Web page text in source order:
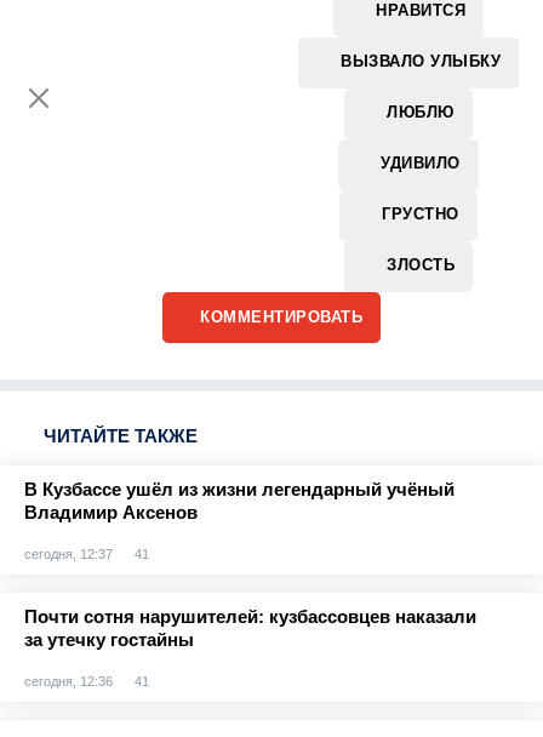
НРАВИТСЯ
ВЫЗВАЛО УЛЫБКУ
ЛЮБЛЮ
УДИВИЛО
ГРУСТНО
ЗЛОСТЬ
КОММЕНТИРОВАТЬ
ЧИТАЙТЕ ТАКЖЕ
В Кузбассе ушёл из жизни легендарный учёный
Владимир Аксенов
сегодня, 12:37 41
Почти сотня нарушителей: кузбассовцев наказали
за утечку гостайны
сегодня, 12:36 41